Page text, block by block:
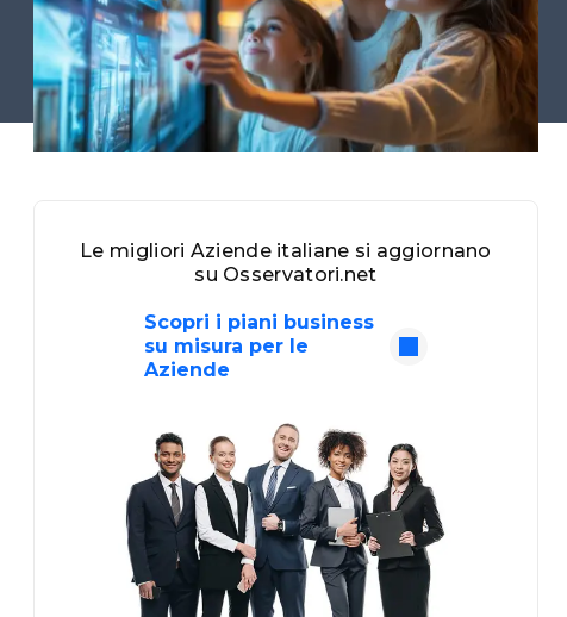
Le migliori Aziende italiane si aggiornano
su Osservatori.net
Scopri i piani business
su misura per le
Aziende